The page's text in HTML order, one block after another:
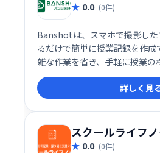
0.0 (0件)
Banshotは、スマホで撮影し
るだけで簡単に授業記録を作成
雑な作業を省き、手軽に授業の
方の負担軽減に貢献し、教育
します。
詳しく見
スクールライフ
0.0 (0件)